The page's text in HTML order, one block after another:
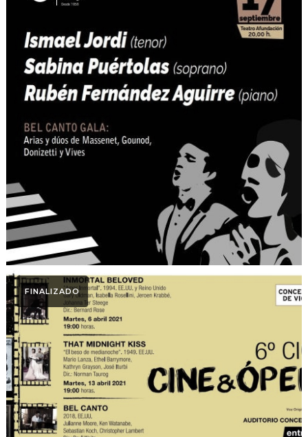
BEL CANTO GALA. Otoño
Lírico 2021
Otoño Lírico
Ciclo Cine y Ópera 2021
Ciclo Cine & Ópera
FINALIZADO